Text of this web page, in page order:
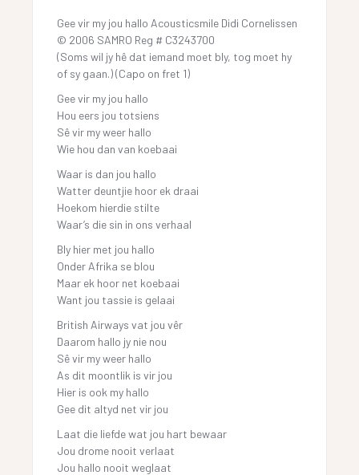
Gee vir my jou hallo Acousticsmile Didi Cornelissen
© 2006 SAMRO Reg # C3243700
(Soms wil jy hê dat iemand moet bly, tog moet hy
of sy gaan.) (Capo on fret 1)
Gee vir my jou hallo
Hou eers jou totsiens
Sê vir my weer hallo
Wie hou dan van koebaai
Waar is dan jou hallo
Watter deuntjie hoor ek draai
Hoekom hierdie stilte
Waar’s die sin in ons verhaal
Bly hier met jou hallo
Onder Afrika se blou
Maar ek hoor net koebaai
Want jou tassie is gelaai
British Airways vat jou vêr
Daarom hallo jy nie nou
Sê vir my weer hallo
As dit moontlik is vir jou
Hier is ook my hallo
Gee dit altyd net vir jou
Laat die liefde wat jou hart bewaar
Jou drome nooit verlaat
Jou hallo nooit weglaat